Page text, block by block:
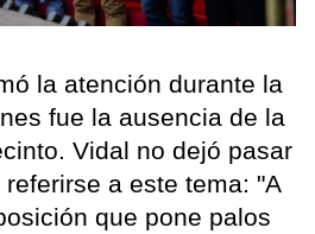
la atención durante la
fue la ausencia de la
Vidal no dejó pasar
a este tema: "A
que pone palos